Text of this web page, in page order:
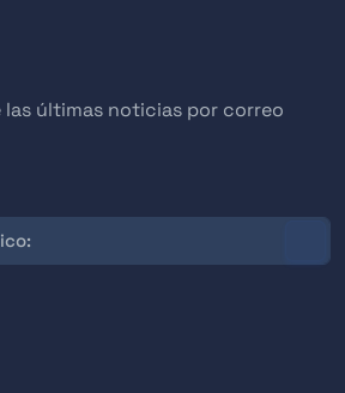
últimas noticias por correo